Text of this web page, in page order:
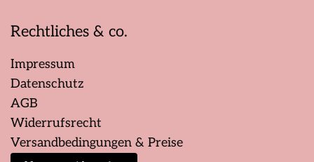
Rechtliches & co.
Impressum
Datenschutz
AGB
Widerrufsrecht
Versandbedingungen & Preise